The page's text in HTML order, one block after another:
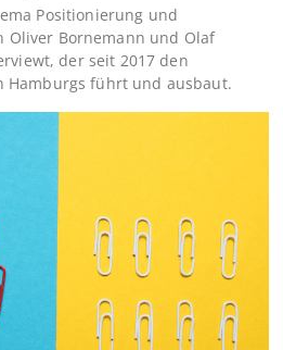
Positionierung und
Oliver Bornemann und Olaf
der seit 2017 den
Hamburgs führt und ausbaut.